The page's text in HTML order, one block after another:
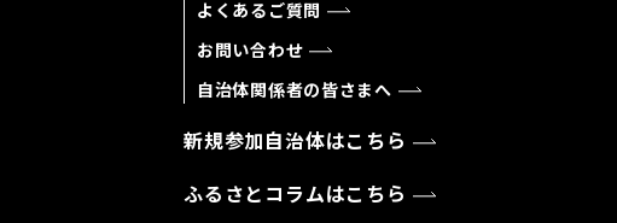
よくあるご質問
お問い合わせ
自治体関係者の皆さまへ
新規参加自治体はこちら
ふるさとコラムはこちら